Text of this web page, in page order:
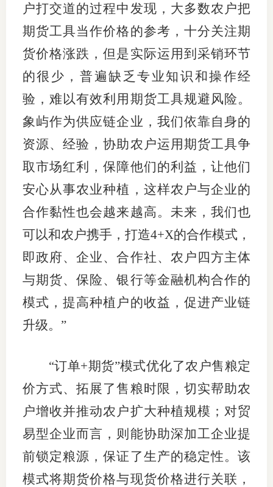
协会治
协会公
乡村振
联系我
廉政举
户打交道的过程中发现，大多数农户把
期货工具当作价格的参考，十分关注期
货价格涨跌，但是实际运用到采销环节
的很少，普遍缺乏专业知识和操作经
验，难以有效利用期货工具规避风险。
象屿作为供应链企业，我们依靠自身的
资源、经验，协助农户运用期货工具争
取市场红利，保障他们的利益，让他们
安心从事农业种植，这样农户与企业的
合作黏性也会越来越高。未来，我们也
可以和农户携手，打造4+X的合作模式，
即政府、企业、合作社、农户四方主体
与期货、保险、银行等金融机构合作的
模式，提高种植户的收益，促进产业链
升级。”
“订单+期货”模式优化了农户售粮定
价方式、拓展了售粮时限，切实帮助农
户增收并推动农户扩大种植规模；对贸
易型企业而言，则能协助深加工企业提
前锁定粮源，保证了生产的稳定性。该
模式将期货价格与现货价格进行关联，